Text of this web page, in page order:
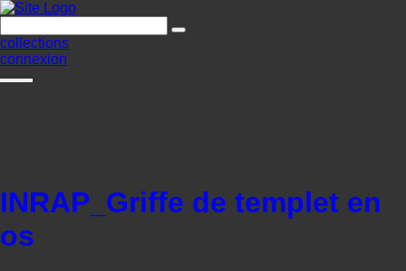
collections
connexion
INRAP_Griffe de templet en
os